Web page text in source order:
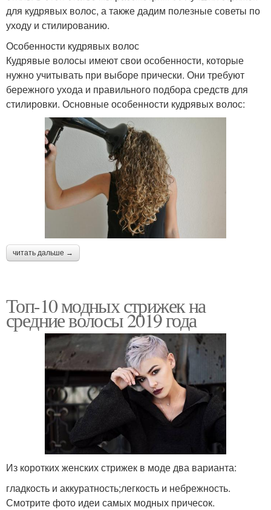
для кудрявых волос, а также дадим полезные советы по
уходу и стилированию.
Особенности кудрявых волос
Кудрявые волосы имеют свои особенности, которые
нужно учитывать при выборе прически. Они требуют
бережного ухода и правильного подбора средств для
стилировки. Основные особенности кудрявых волос:
читать дальше →
Топ-10 модных стрижек на
средние волосы 2019 года
Из коротких женских стрижек в моде два варианта:
гладкость и аккуратность;легкость и небрежность.
Смотрите фото идеи самых модных причесок.